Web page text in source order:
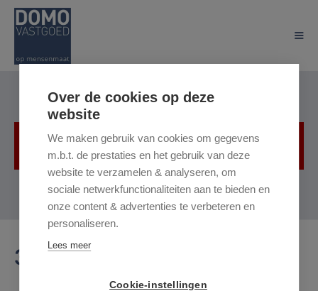
Helaas, dit pand is verkocht
3550 Heusden-Zolder
Over de cookies op deze
website
We maken gebruik van cookies om gegevens
m.b.t. de prestaties en het gebruik van deze
website te verzamelen & analyseren, om
sociale netwerkfunctionaliteiten aan te bieden en
onze content & advertenties te verbeteren en
personaliseren.
Lees meer
Cookie-instellingen